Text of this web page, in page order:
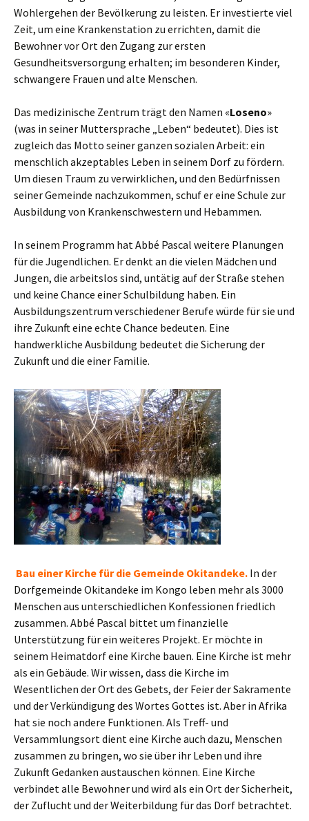
Wohlergehen der Bevölkerung zu leisten. Er investierte viel
Zeit, um eine Krankenstation zu errichten, damit die
Bewohner vor Ort den Zugang zur ersten
Gesundheitsversorgung erhalten; im besonderen Kinder,
schwangere Frauen und alte Menschen.
Das medizinische Zentrum trägt den Namen «Loseno»
(was in seiner Muttersprache „Leben“ bedeutet). Dies ist
zugleich das Motto seiner ganzen sozialen Arbeit: ein
menschlich akzeptables Leben in seinem Dorf zu fördern.
Um diesen Traum zu verwirklichen, und den Bedürfnissen
seiner Gemeinde nachzukommen, schuf er eine Schule zur
Ausbildung von Krankenschwestern und Hebammen.
In seinem Programm hat Abbé Pascal weitere Planungen
für die Jugendlichen. Er denkt an die vielen Mädchen und
Jungen, die arbeitslos sind, untätig auf der Straße stehen
und keine Chance einer Schulbildung haben. Ein
Ausbildungszentrum verschiedener Berufe würde für sie und
ihre Zukunft eine echte Chance bedeuten. Eine
handwerkliche Ausbildung bedeutet die Sicherung der
Zukunft und die einer Familie.
Bau einer Kirche für die Gemeinde Okitandeke. In der
Dorfgemeinde Okitandeke im Kongo leben mehr als 3000
Menschen aus unterschiedlichen Konfessionen friedlich
zusammen. Abbé Pascal bittet um finanzielle
Unterstützung für ein weiteres Projekt. Er möchte in
seinem Heimatdorf eine Kirche bauen. Eine Kirche ist mehr
als ein Gebäude. Wir wissen, dass die Kirche im
Wesentlichen der Ort des Gebets, der Feier der Sakramente
und der Verkündigung des Wortes Gottes ist. Aber in Afrika
hat sie noch andere Funktionen. Als Treff- und
Versammlungsort dient eine Kirche auch dazu, Menschen
zusammen zu bringen, wo sie über ihr Leben und ihre
Zukunft Gedanken austauschen können. Eine Kirche
verbindet alle Bewohner und wird als ein Ort der Sicherheit,
der Zuflucht und der Weiterbildung für das Dorf betrachtet.